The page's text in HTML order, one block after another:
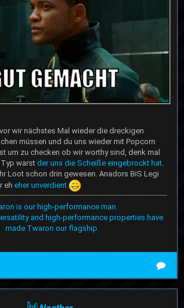
wir nächstes Mal wieder die dreckigen
müssen und du uns wieder mit Popcorn
um zu checken ob wir worthy sind, denk mal
warst der uns die Scheiße eingebrockt hat
Loot schon drin gewesen. Anadors BiS Legi
eh eher unverdient
is our high-performance man.
and high-performance properties have
made Twaron our flagship.